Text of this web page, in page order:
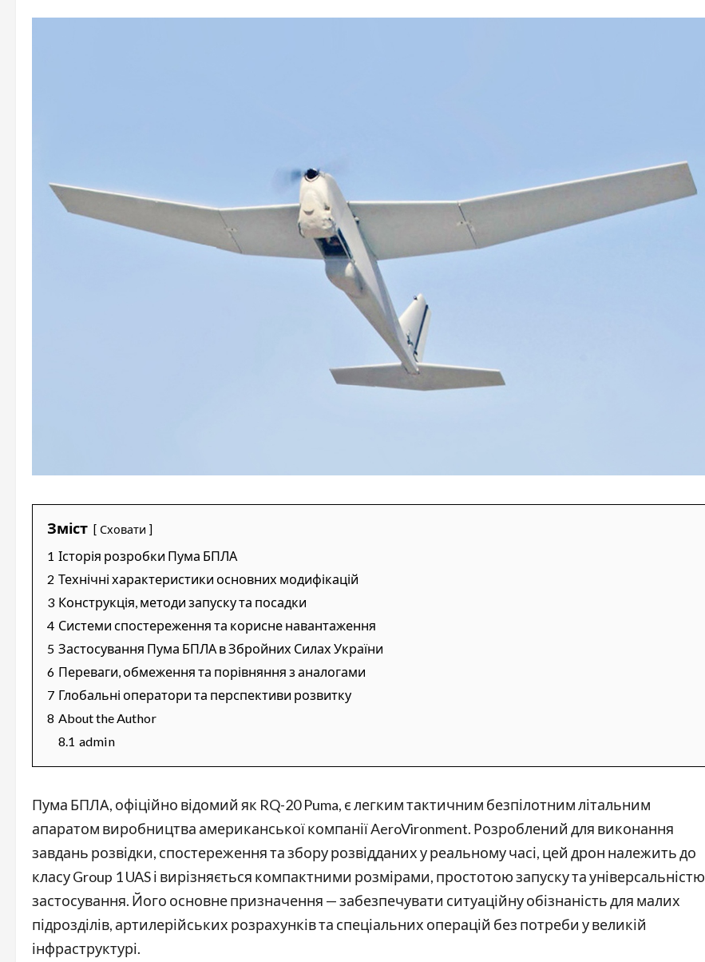
Зміст Сховати
1 Історія розробки Пума БПЛА
2 Технічні характеристики основних модифікацій
3 Конструкція, методи запуску та посадки
4 Системи спостереження та корисне навантаження
5 Застосування Пума БПЛА в Збройних Силах України
6 Переваги, обмеження та порівняння з аналогами
7 Глобальні оператори та перспективи розвитку
8 About the Author
8.1 admin
Пума БПЛА, офіційно відомий як RQ-20 Puma, є легким тактичним безпілотним літальним
апаратом виробництва американської компанії AeroVironment. Розроблений для виконання
завдань розвідки, спостереження та збору розвідданих у реальному часі, цей дрон належить до
класу Group 1 UAS і вирізняється компактними розмірами, простотою запуску та універсальністю
застосування. Його основне призначення — забезпечувати ситуаційну обізнаність для малих
підрозділів, артилерійських розрахунків та спеціальних операцій без потреби у великій
інфраструктурі.